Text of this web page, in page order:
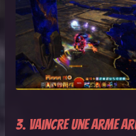
3. Vaincre une arme